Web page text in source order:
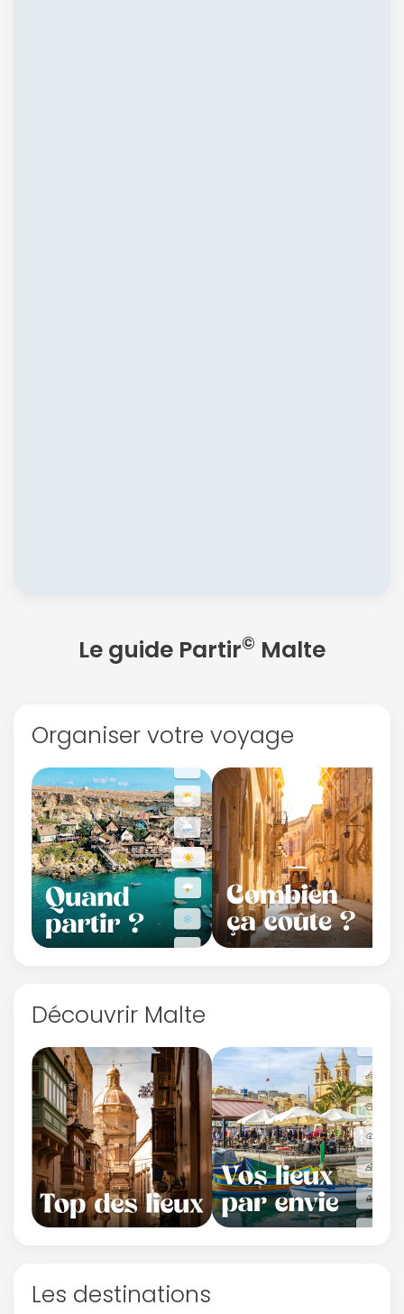
Le guide Partir© Malte
Organiser votre voyage
Découvrir Malte
Les destinations